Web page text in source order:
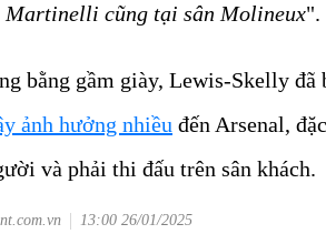
cũng tại sân Molineux".
bằng gầm giày, Lewis-Skelly đã
ảnh hưởng nhiều đến Arsenal,
và phải thi đấu trên sân khách.
13:00 26/01/2025